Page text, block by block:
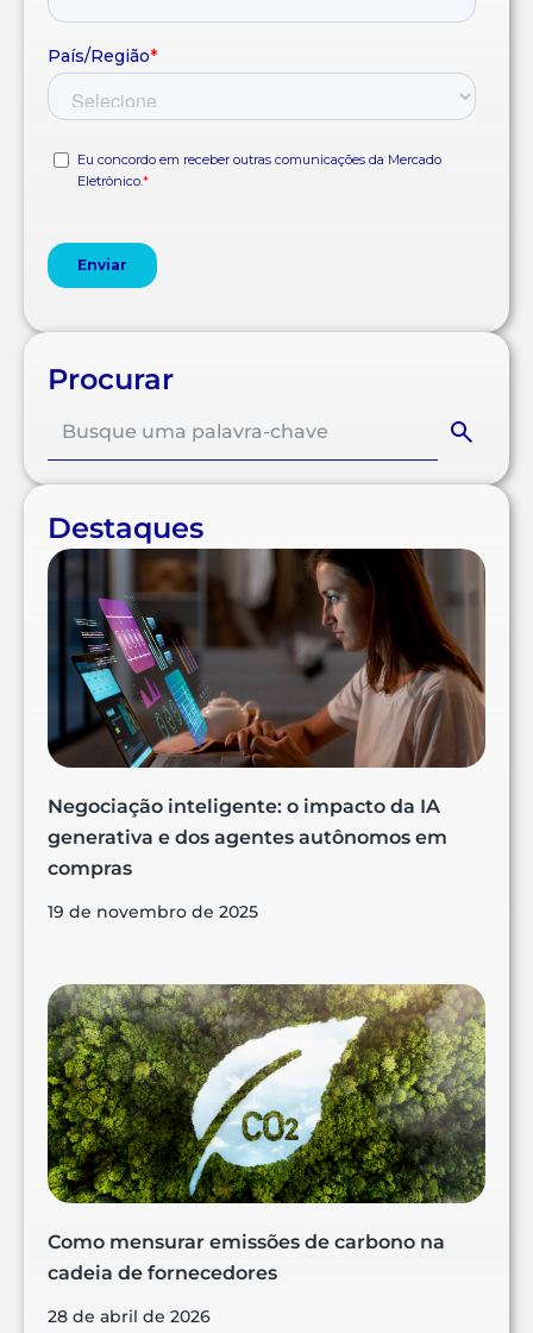
Procurar
Destaques
Negociação inteligente: o impacto da IA
generativa e dos agentes autônomos em
compras
19 de novembro de 2025
Como mensurar emissões de carbono na
cadeia de fornecedores
28 de abril de 2026